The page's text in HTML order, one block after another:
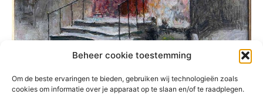
Beheer cookie toestemming
Om de beste ervaringen te bieden, gebruiken wij technologieën zoals
cookies om informatie over je apparaat op te slaan en/of te raadplegen.